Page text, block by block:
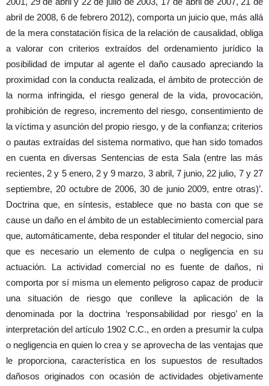
abril de 2008, 6 de febrero 2012), comporta un juicio que, más allá
de la mera constatación física de la relación de causalidad, obliga
a valorar con criterios extraídos del ordenamiento jurídico la
posibilidad de imputar al agente el daño causado apreciando la
proximidad con la conducta realizada, el ámbito de protección de
la norma infringida, el riesgo general de la vida, provocación,
prohibición de regreso, incremento del riesgo, consentimiento de
la víctima y asunción del propio riesgo, y de la confianza; criterios
o pautas extraídas del sistema normativo, que han sido tomados
en cuenta en diversas Sentencias de esta Sala (entre las más
recientes, 2 y 5 enero, 2 y 9 marzo, 3 abril, 7 junio, 22 julio, 7 y 27
septiembre, 20 octubre de 2006, 30 de junio 2009, entre otras)’.
Doctrina que, en síntesis, establece que no basta con que se
cause un daño en el ámbito de un establecimiento comercial para
que, automáticamente, deba responder el titular del negocio, sino
que es necesario un elemento de culpa o negligencia en su
actuación. La actividad comercial no es fuente de daños, ni
comporta por sí misma un elemento peligroso capaz de producir
una situación de riesgo que conlleve la aplicación de la
denominada por la doctrina ‘responsabilidad por riesgo’ en la
interpretación del artículo 1902 C.C., en orden a presumir la culpa
o negligencia en quien lo crea y se aprovecha de las ventajas que
le proporciona, característica en los supuestos de resultados
dañosos originados con ocasión de actividades objetivamente